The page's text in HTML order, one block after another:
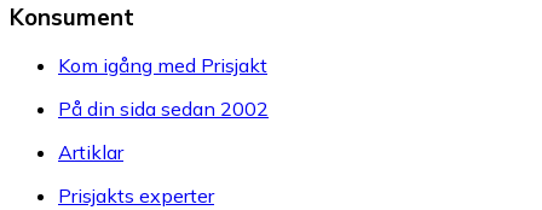
Konsument
Kom igång med Prisjakt
På din sida sedan 2002
Artiklar
Prisjakts experter